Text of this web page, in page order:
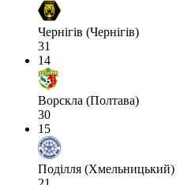
Чернігів (Чернігів)
31
14
Ворскла (Полтава)
30
15
Поділля (Хмельницький)